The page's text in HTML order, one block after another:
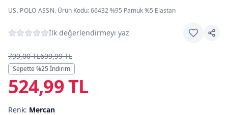
Beden
Markalar
Plaj & Mayo
US. POLO ASSN.·Ürün Kodu:66432·%95 Pamuk %5 Elastan
İlk değerlendirmeyi yaz
799,00 TL699,99 TL
Sepette %25 İndirim
524,99 TL
Renk: Mercan